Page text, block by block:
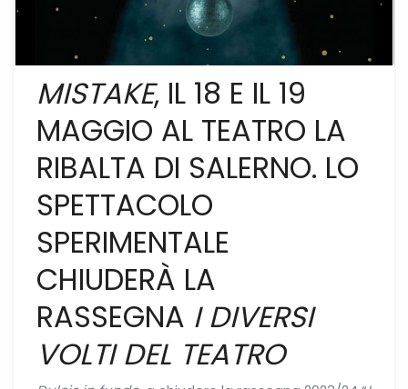
MISTAKE, IL 18 E IL 19
MAGGIO AL TEATRO LA
RIBALTA DI SALERNO. LO
SPETTACOLO
SPERIMENTALE
CHIUDERÀ LA
RASSEGNA I DIVERSI
VOLTI DEL TEATRO